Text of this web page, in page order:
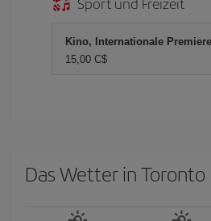
Kino, Internationale
15,00 C$
Das Wetter in Toronto